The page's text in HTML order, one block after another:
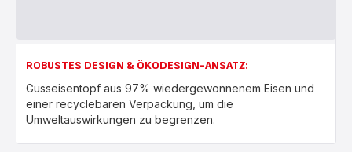
ROBUSTES DESIGN & ÖKODESIGN-ANSATZ:
Gusseisentopf aus 97% wiedergewonnenem Eisen und
einer recyclebaren Verpackung, um die
Umweltauswirkungen zu begrenzen.